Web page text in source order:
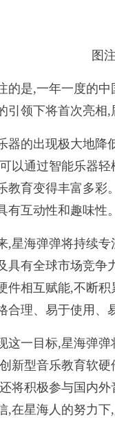
图注:
是,一年一度的中
引领下将首次亮相,
的出现极大地降低
以通过智能乐器
教育变得丰富多彩
有互动性和趣味性。
海弹弹将持续专
具有全球市场竞争
件相互赋能,不断
合理、易于使用、
一目标,星海弹弹
新型音乐教育软
将积极参与国内
,在星海人的努力